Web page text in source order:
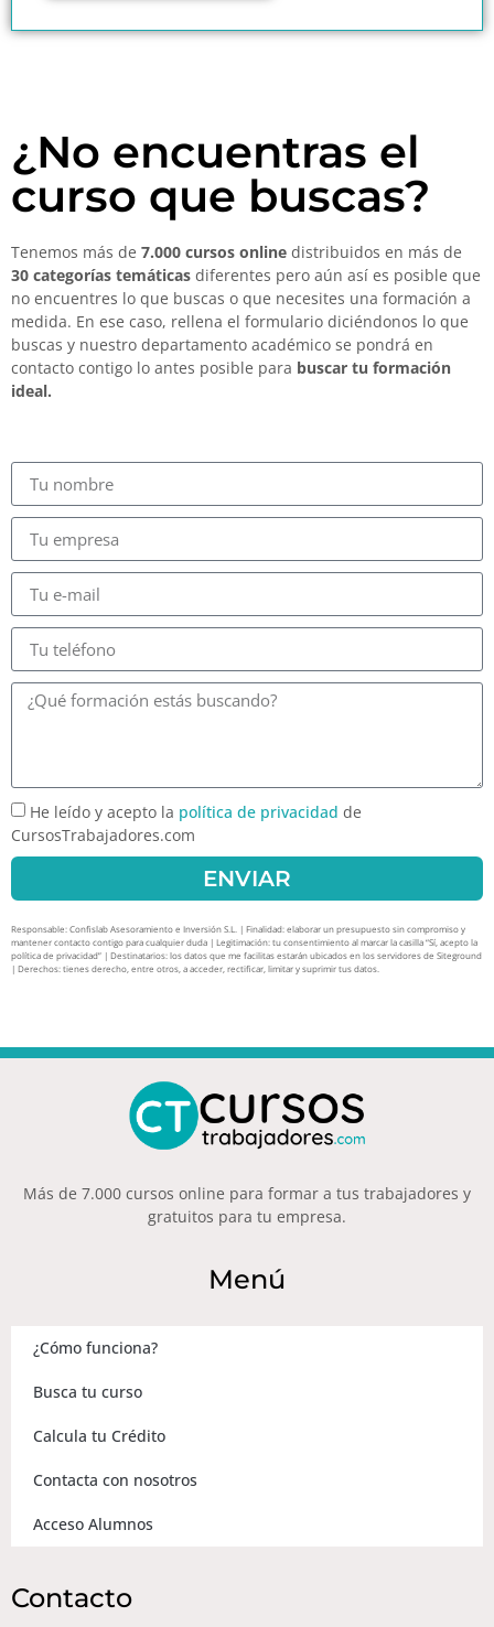
¿No encuentras el
curso que buscas?
Tenemos más de 7.000 cursos online distribuidos en más de
30 categorías temáticas diferentes pero aún así es posible que
no encuentres lo que buscas o que necesites una formación a
medida. En ese caso, rellena el formulario diciéndonos lo que
buscas y nuestro departamento académico se pondrá en
contacto contigo lo antes posible para buscar tu formación
ideal.
He leído y acepto la política de privacidad de
CursosTrabajadores.com
ENVIAR
Responsable: Confislab Asesoramiento e Inversión S.L. | Finalidad: elaborar un presupuesto sin compromiso y
mantener contacto contigo para cualquier duda | Legitimación: tu consentimiento al marcar la casilla “Sí, acepto la
política de privacidad” | Destinatarios: los datos que me facilitas estarán ubicados en los servidores de Siteground
| Derechos: tienes derecho, entre otros, a acceder, rectificar, limitar y suprimir tus datos.
Más de 7.000 cursos online para formar a tus trabajadores y
gratuitos para tu empresa.
Menú
¿Cómo funciona?
Busca tu curso
Calcula tu Crédito
Contacta con nosotros
Acceso Alumnos
Contacto